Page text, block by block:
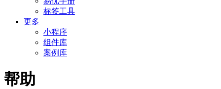
标签工具
更多
小程序
组件库
案例库
帮助